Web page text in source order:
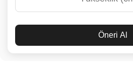
Öneri Al